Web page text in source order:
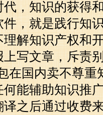
，知识的获得
，就是践行知
解知识产权和
写文章，斥责
在国内卖不尊重
能辅助知识推
之后通过收费